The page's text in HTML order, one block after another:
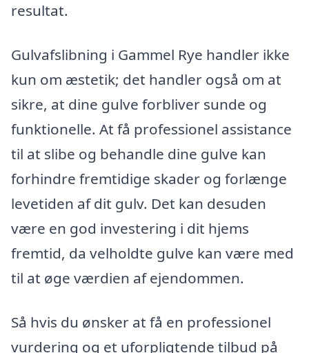
resultat.
Gulvafslibning i Gammel Rye handler ikke
kun om æstetik; det handler også om at
sikre, at dine gulve forbliver sunde og
funktionelle. At få professionel assistance
til at slibe og behandle dine gulve kan
forhindre fremtidige skader og forlænge
levetiden af dit gulv. Det kan desuden
være en god investering i dit hjems
fremtid, da velholdte gulve kan være med
til at øge værdien af ejendommen.
Så hvis du ønsker at få en professionel
vurdering og et uforpligtende tilbud på